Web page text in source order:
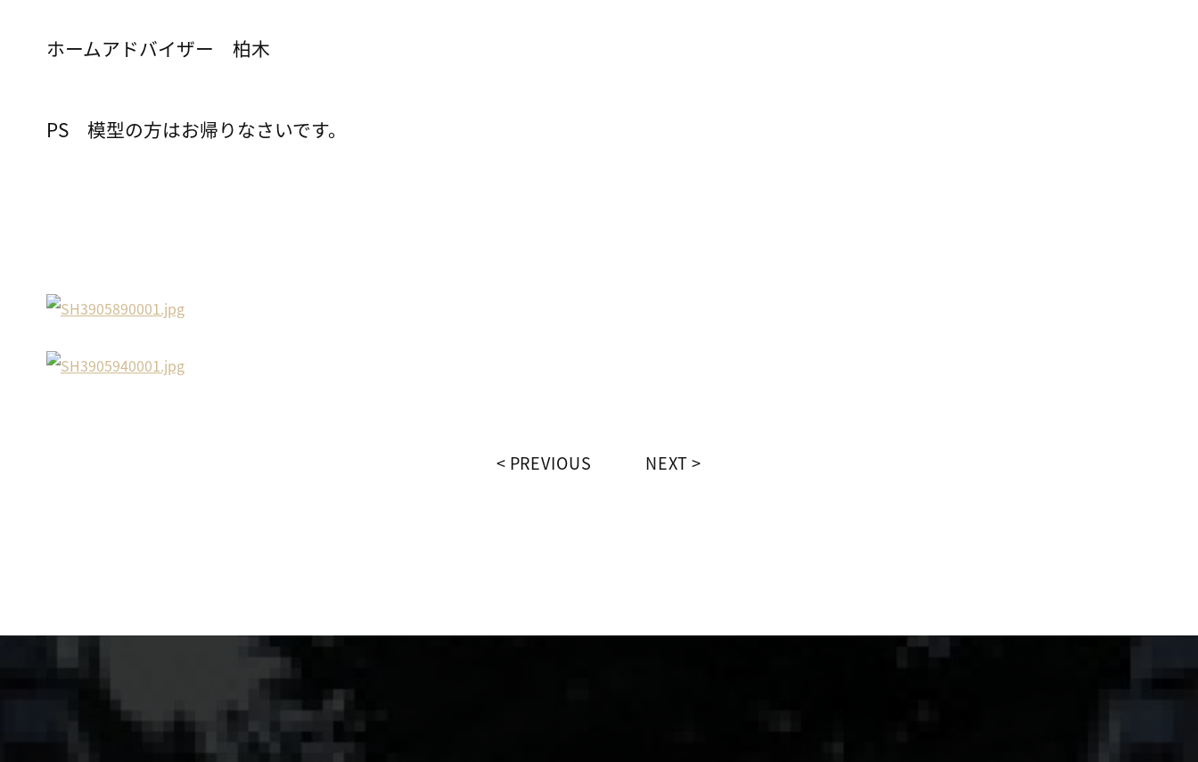
ホームアドバイザー 柏木
PS 模型の方はお帰りなさいです。
PREVIOUS NEXT